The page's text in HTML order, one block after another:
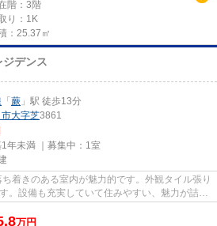
階：3階
り：1K
：25.37㎡
デンス
「 蕨 」駅 徒歩13分
市大字芝3861
年未満 ｜募集中： 1室
着きのある室内が魅力的です。外観タイル張り
。設備も充実していて住みやすい、魅力が詰ま
万円